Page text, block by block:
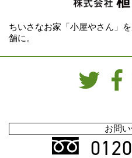
ちいさなお家「小屋やさん」
舗に。
お問